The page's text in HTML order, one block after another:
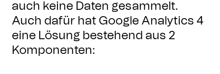
auch keine Daten gesammelt.
Auch dafür hat Google Analytics 4
eine Lösung bestehend aus 2
Komponenten: